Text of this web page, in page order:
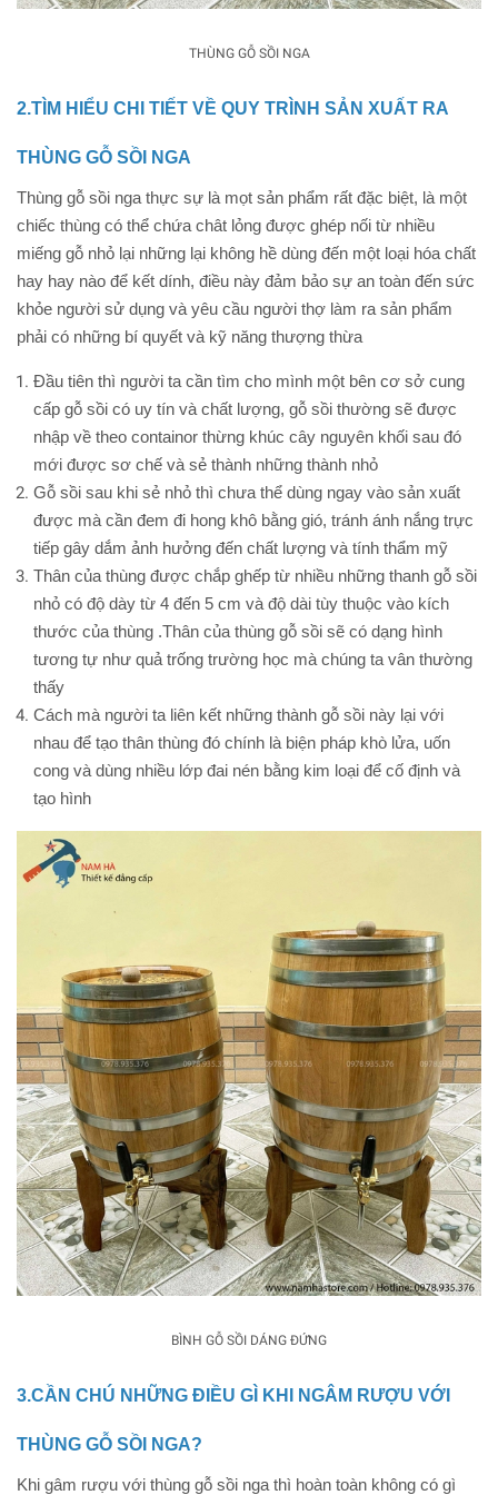
THÙNG GỖ SỒI NGA
2.TÌM HIỂU CHI TIẾT VỀ QUY TRÌNH SẢN XUẤT RA
THÙNG GỖ SỒI NGA
Thùng gỗ sồi nga thực sự là mọt sản phẩm rất đặc biệt, là một
chiếc thùng có thể chứa chât lỏng được ghép nối từ nhiều
miếng gỗ nhỏ lại những lại không hề dùng đến một loại hóa chất
hay hay nào để kết dính, điều này đảm bảo sự an toàn đến sức
khỏe người sử dụng và yêu cầu người thợ làm ra sản phẩm
phải có những bí quyết và kỹ năng thượng thừa
Đầu tiên thì người ta cần tìm cho mình một bên cơ sở cung
cấp gỗ sồi có uy tín và chất lượng, gỗ sồi thường sẽ được
nhập về theo containor thừng khúc cây nguyên khối sau đó
mới được sơ chế và sẻ thành những thành nhỏ
Gỗ sồi sau khi sẻ nhỏ thì chưa thể dùng ngay vào sản xuất
được mà cần đem đi hong khô bằng gió, tránh ánh nắng trực
tiếp gây dắm ảnh hưởng đến chất lượng và tính thẩm mỹ
Thân của thùng được chắp ghếp từ nhiều những thanh gỗ sồi
nhỏ có độ dày từ 4 đến 5 cm và độ dài tùy thuộc vào kích
thước của thùng .Thân của thùng gỗ sồi sẽ có dạng hình
tương tự như quả trống trường học mà chúng ta vân thường
thấy
Cách mà người ta liên kết những thành gỗ sồi này lại với
nhau để tạo thân thùng đó chính là biện pháp khò lửa, uốn
cong và dùng nhiều lớp đai nén bằng kim loại để cố định và
tạo hình
BÌNH GỖ SỒI DÁNG ĐỨNG
3.CẦN CHÚ NHỮNG ĐIỀU GÌ KHI NGÂM RƯỢU VỚI
THÙNG GỖ SỒI NGA?
Khi gâm rượu với thùng gỗ sồi nga thì hoàn toàn không có gì